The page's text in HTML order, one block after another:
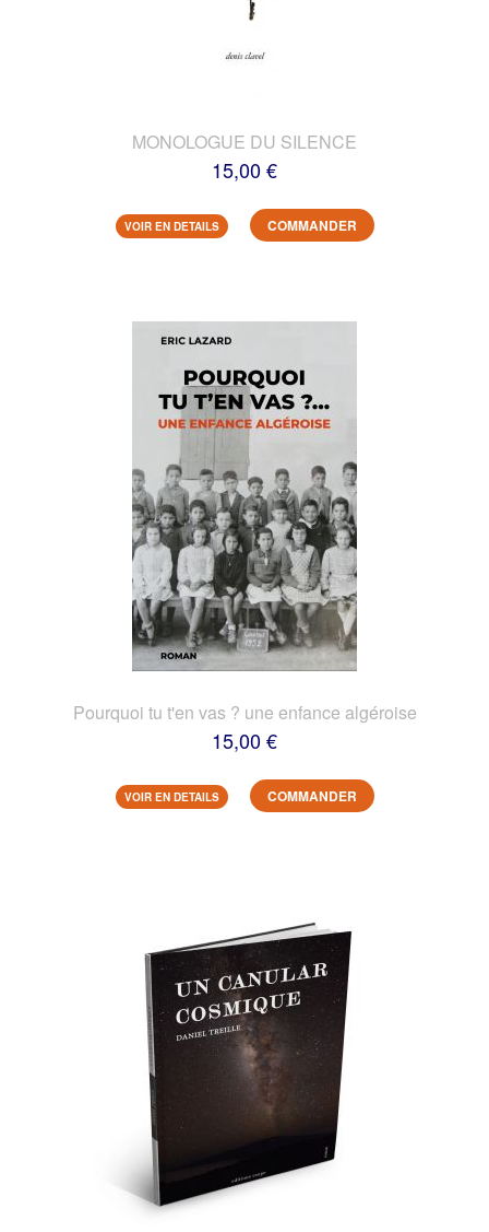
MONOLOGUE DU SILENCE
15,00 €
VOIR EN DETAILS COMMANDER
Pourquoi tu t'en vas ? une enfance algéroise
15,00 €
VOIR EN DETAILS COMMANDER